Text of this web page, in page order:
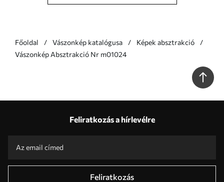
Főoldal Vászonkép katalógusa
Képek absztrakció
Vászonkép Absztrakció Nr m01024
Feliratkozás a hírlevélre
Feliratkozás